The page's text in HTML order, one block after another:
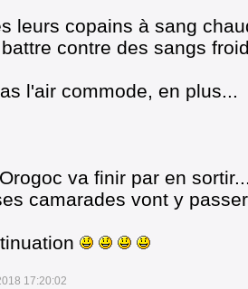
leurs copains à sang
contre des sangs
l'air commode, en plus...
va finir par en
camarades vont y
17:20:02